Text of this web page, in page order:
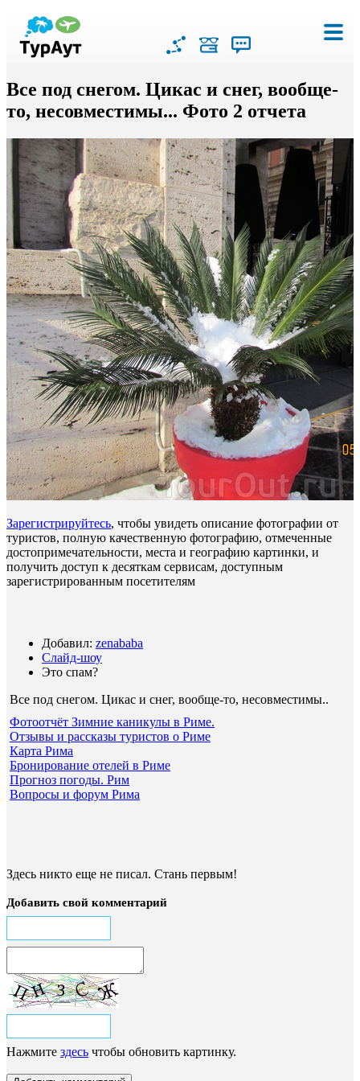
Все под снегом. Цикас и снег, вообще-
то, несовместимы... Фото 2 отчета
Зарегистрируйтесь, чтобы увидеть описание фотографии от
туристов, полную качественную фотографию, отмеченные
достопримечательности, места и географию картинки, и
получить доступ к десяткам сервисам, доступным
зарегистрированным посетителям
Добавил: zenababa
Слайд-шоу
Это спам?
Все под снегом. Цикас и снег, вообще-то, несовместимы..
Фотоотчёт Зимние каникулы в Риме.
Отзывы и рассказы туристов о Риме
Карта Рима
Бронирование отелей в Риме
Прогноз погоды. Рим
Вопросы и форум Рима
Здесь никто еще не писал. Стань первым!
Добавить свой комментарий
Нажмите здесь чтобы обновить картинку.